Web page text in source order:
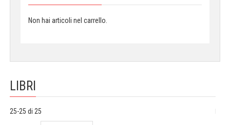
Non hai articoli nel carrello.
LIBRI
25-25 di 25